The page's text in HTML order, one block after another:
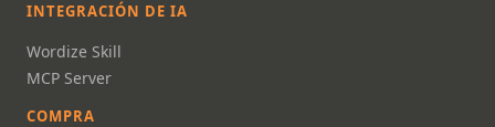
INTEGRACIÓN DE IA
Wordize Skill
MCP Server
COMPRA